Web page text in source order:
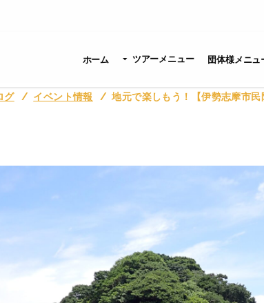
ホーム ツアーメニュー 団体様メニュ
グ / イベント情報 /地元で楽しもう！【伊勢志摩市